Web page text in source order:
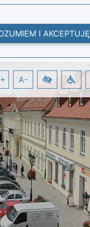
I AKCEPTUJĘ
A-